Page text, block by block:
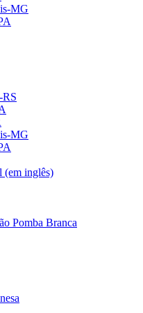
MG
RS
MG
(em inglês)
Pomba Branca